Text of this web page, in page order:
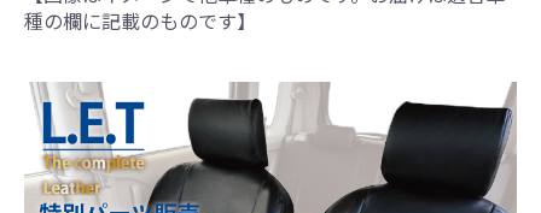
種の欄に記載のものです】